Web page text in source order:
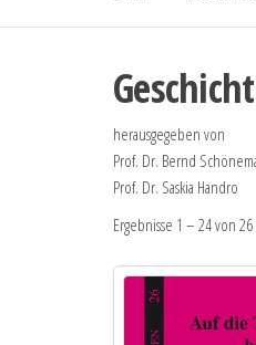
herausgegeben von
Prof. Dr. Bernd
Prof. Dr. Saskia Handro
Ergebnisse 1 – 24 von